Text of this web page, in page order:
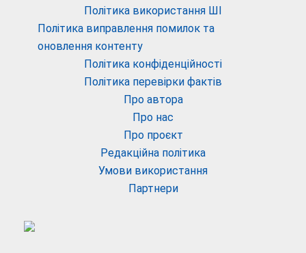
Політика використання ШІ
Політика виправлення помилок та
оновлення контенту
Політика конфіденційності
Політика перевірки фактів
Про автора
Про нас
Про проєкт
Редакційна політика
Умови використання
Партнери